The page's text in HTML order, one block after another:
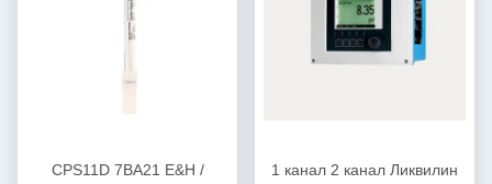
CPS11D 7BA21 E&H /
1 канал 2 канал Ликвилин